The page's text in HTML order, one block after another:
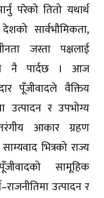
परेको तितो यथार्थ
सार्वभौमिकता,
जस्ता पक्षलाई
नै पार्दछ । आज
पूँजीवादले वैक्तिय
उत्पादन र उपभोग्य
आकार ग्रहण
भित्रको राज्य
सामूहिक
उत्पादन र